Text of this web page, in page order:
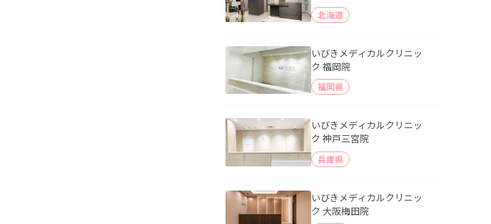
北海道
いびきメディカルクリニッ
ク 福岡院
福岡県
いびきメディカルクリニッ
ク 神戸三宮院
兵庫県
いびきメディカルクリニッ
ク 大阪梅田院